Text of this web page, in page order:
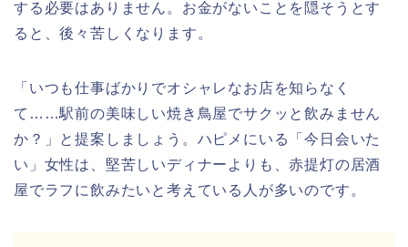
する必要はありません。お金がないことを隠そうとす
ると、後々苦しくなります。
「いつも仕事ばかりでオシャレなお店を知らなく
て……駅前の美味しい焼き鳥屋でサクッと飲みません
か？」と提案しましょう。ハピメにいる「今日会いた
い」女性は、堅苦しいディナーよりも、赤提灯の居酒
屋でラフに飲みたいと考えている人が多いのです。